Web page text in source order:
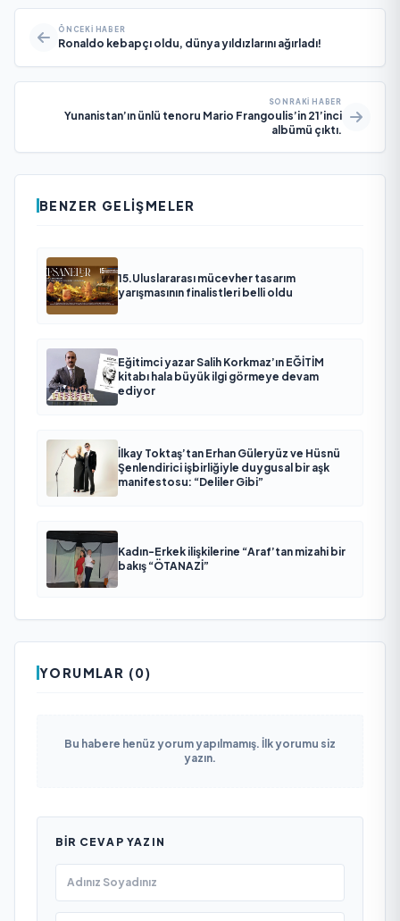
ÖNCEKI HABER
Ronaldo kebapçı oldu, dünya yıldızlarını ağırladı!
SONRAKI HABER
Yunanistan’ın ünlü tenoru Mario Frangoulis’in 21’inci
albümü çıktı.
BENZER GELIŞMELER
15.Uluslararası mücevher tasarım
yarışmasının finalistleri belli oldu
Eğitimci yazar Salih Korkmaz’ın EĞİTİM
kitabı hala büyük ilgi görmeye devam
ediyor
İlkay Toktaş’tan Erhan Güleryüz ve Hüsnü
Şenlendirici işbirliğiyle duygusal bir aşk
manifestosu: “Deliler Gibi”
Kadın-Erkek ilişkilerine “Araf’tan mizahi bir
bakış “ÖTANAZİ”
YORUMLAR (0)
Bu habere henüz yorum yapılmamış. İlk yorumu siz
yazın.
BIR CEVAP YAZIN